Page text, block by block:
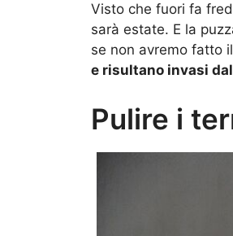
Visto che fuori fa
sarà estate. E la
se non avremo fatto
e risultano invasi
Pulire i